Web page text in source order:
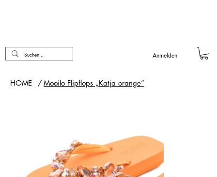
Anmelden
HOME / Mooilo Flipflops „Katja orange“